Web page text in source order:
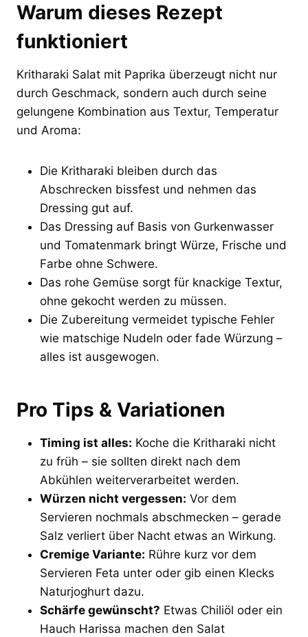
Warum dieses Rezept
funktioniert
Kritharaki Salat mit Paprika überzeugt nicht nur
durch Geschmack, sondern auch durch seine
gelungene Kombination aus Textur, Temperatur
und Aroma:
Die Kritharaki bleiben durch das
Abschrecken bissfest und nehmen das
Dressing gut auf.
Das Dressing auf Basis von Gurkenwasser
und Tomatenmark bringt Würze, Frische und
Farbe ohne Schwere.
Das rohe Gemüse sorgt für knackige Textur,
ohne gekocht werden zu müssen.
Die Zubereitung vermeidet typische Fehler
wie matschige Nudeln oder fade Würzung –
alles ist ausgewogen.
Pro Tips & Variationen
Timing ist alles: Koche die Kritharaki nicht
zu früh – sie sollten direkt nach dem
Abkühlen weiterverarbeitet werden.
Würzen nicht vergessen: Vor dem
Servieren nochmals abschmecken – gerade
Salz verliert über Nacht etwas an Wirkung.
Cremige Variante: Rühre kurz vor dem
Servieren Feta unter oder gib einen Klecks
Naturjoghurt dazu.
Schärfe gewünscht? Etwas Chiliöl oder ein
Hauch Harissa machen den Salat